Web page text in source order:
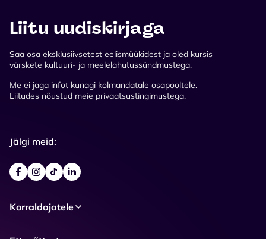
Liitu uudiskirjaga
Saa osa eksklusiivsetest eelismüükidest ja oled kursis
värskete kultuuri- ja meelelahutussündmustega.
Me ei jaga infot kunagi kolmandatale osapooltele.
Liitudes nõustud meie privaatsustingimustega.
Jälgi meid:
Korraldajatele